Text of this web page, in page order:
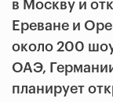
в Москву и
Ереване и
около 200
ОАЭ,
планирует